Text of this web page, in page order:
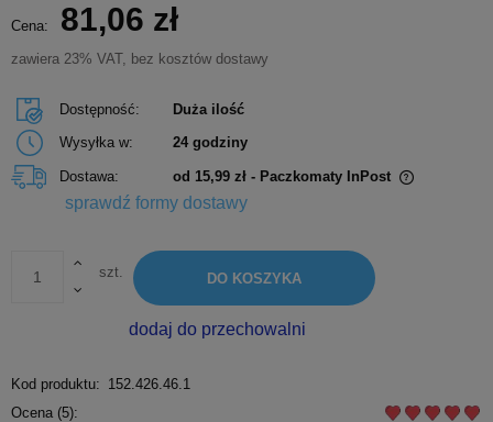
Cena: 81,06 zł
zawiera 23% VAT, bez kosztów dostawy
Dostępność:
Duża ilość
Wysyłka w:
24 godziny
Dostawa: od 15,99 zł - Paczkomaty InPost
Cena nie zawiera ewentualnych kosztów płatności
sprawdź formy dostawy
szt. DO KOSZYKA
dodaj do przechowalni
Kod produktu: 152.426.46.1
Ocena (5):